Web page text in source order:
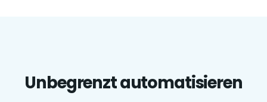
Unbegrenzt automatisieren